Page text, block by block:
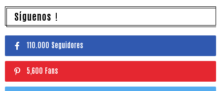
Síguenos !
110.000 Seguidores
5,600 Fans